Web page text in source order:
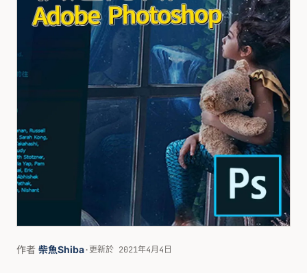
作者 柴魚Shiba·更新於 2021年4月4日